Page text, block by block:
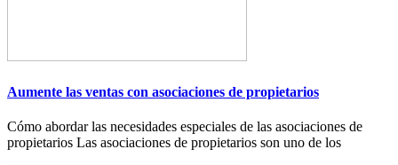
Aumente las ventas con asociaciones de propietarios
Cómo abordar las necesidades especiales de las asociaciones de
propietarios Las asociaciones de propietarios son uno de los